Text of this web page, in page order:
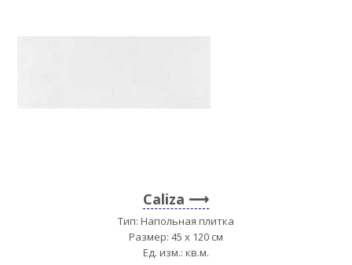
Caliza
Тип: Напольная плитка
Размер: 45 x 120 см
Ед. изм.: кв.м.